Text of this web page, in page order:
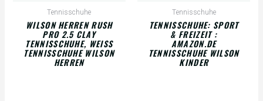
Tennisschuhe
WILSON HERREN RUSH
PRO 2.5 CLAY
TENNISSCHUHE, WEISS T
ENNISSCHUHE WILSON H
ERREN
Tennisschuhe
TENNISSCHUHE: SPORT
& FREIZEIT :
AMAZON.DE
TENNISSCHUHE WILSON
KINDER